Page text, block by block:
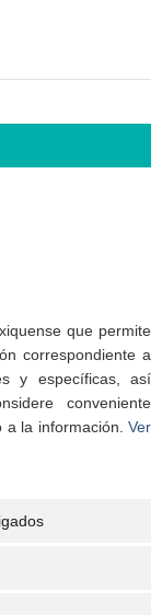
que permite
correspondiente a
y específicas, así
conveniente
la información. Ver